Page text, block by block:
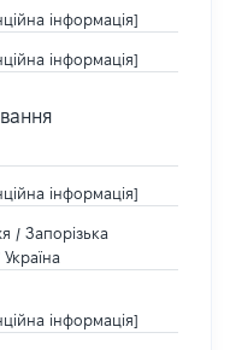
інформація]
інформація]
інформація]
/ Запорізька
інформація]